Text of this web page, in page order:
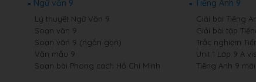
Ngữ văn 9
Lý thuyết Ngữ Văn 9
Soạn văn 9
Soạn văn 9 (ngắn gọn)
Văn mẫu 9
Soạn bài Phong cách Hồ Chí Minh
Tiếng Anh 9
Giải bài Tiếng
Giải bài tập
Trắc nghiệm
Unit 1 Lớp 9 A
Tiếng Anh 9 mới